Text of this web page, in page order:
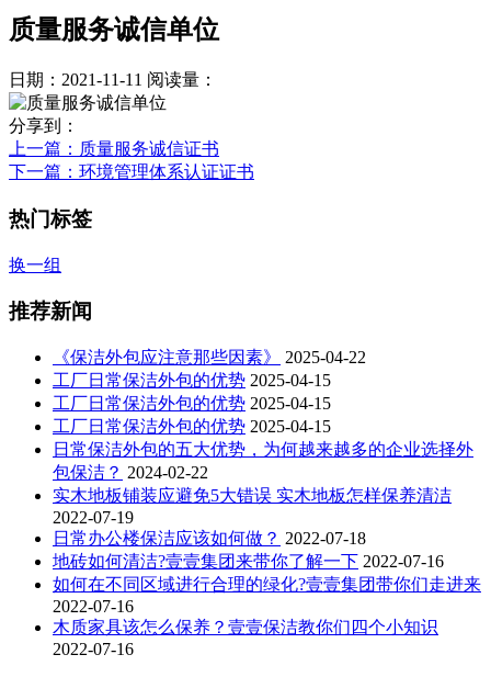
质量服务诚信单位
日期：2021-11-11 阅读量：
分享到：
上一篇 ：质量服务诚信证书
下一篇 ：环境管理体系认证证书
热门标签
换一组
推荐新闻
《保洁外包应注意那些因素》
2025-04-22
工厂日常保洁外包的优势 2025-04-15
工厂日常保洁外包的优势 2025-04-15
工厂日常保洁外包的优势 2025-04-15
日常保洁外包的五大优势，为何越来越多的企业选择外
包保洁？ 2024-02-22
实木地板铺装应避免5大错误 实木地板怎样保养清洁
2022-07-19
日常办公楼保洁应该如何做？ 2022-07-18
地砖如何清洁?壹壹集团来带你了解一下 2022-07-16
如何在不同区域进行合理的绿化?壹壹集团带你们走进来
2022-07-16
木质家具该怎么保养？壹壹保洁教你们四个小知识
2022-07-16